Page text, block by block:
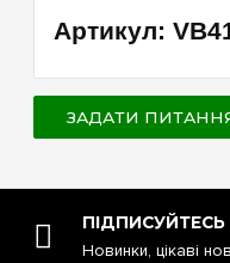
Артикул:
ЗАДАТИ
Новинки, цікаві